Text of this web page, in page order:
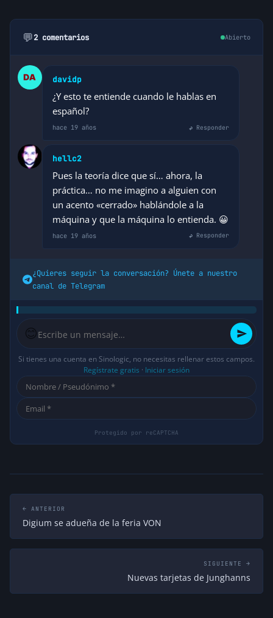
💬2 comentarios Abierto
davidp
¿Y esto te entiende cuando le hablas en
español?
hace 19 años ↩ Responder
hellc2
Pues la teoría dice que sí… ahora, la
práctica… no me imagino a alguien con
un acento «cerrado» hablándole a la
máquina y que la máquina lo entienda. 😀
hace 19 años ↩ Responder
¿Quieres seguir la conversación? Únete a nuestro
canal de Telegram
😊
Si tienes una cuenta en Sinologic, no necesitas rellenar estos campos.
Regístrate gratis · Iniciar sesión
← ANTERIOR
Digium se adueña de la feria VON
SIGUIENTE →
Nuevas tarjetas de Junghanns